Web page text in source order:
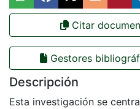
Citar
Gestores
Descripción
Esta investigación se